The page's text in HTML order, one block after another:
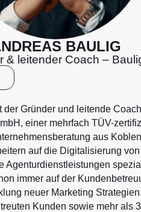
BAULIG
& leitender Coach –
der Gründer und leitende
einer mehrfach TÜV-
aus
auf die Digitalisierung
Agenturdienstleistungen
immer auf der
neuer Marketing Strategien.
Kunden sowie mehr als